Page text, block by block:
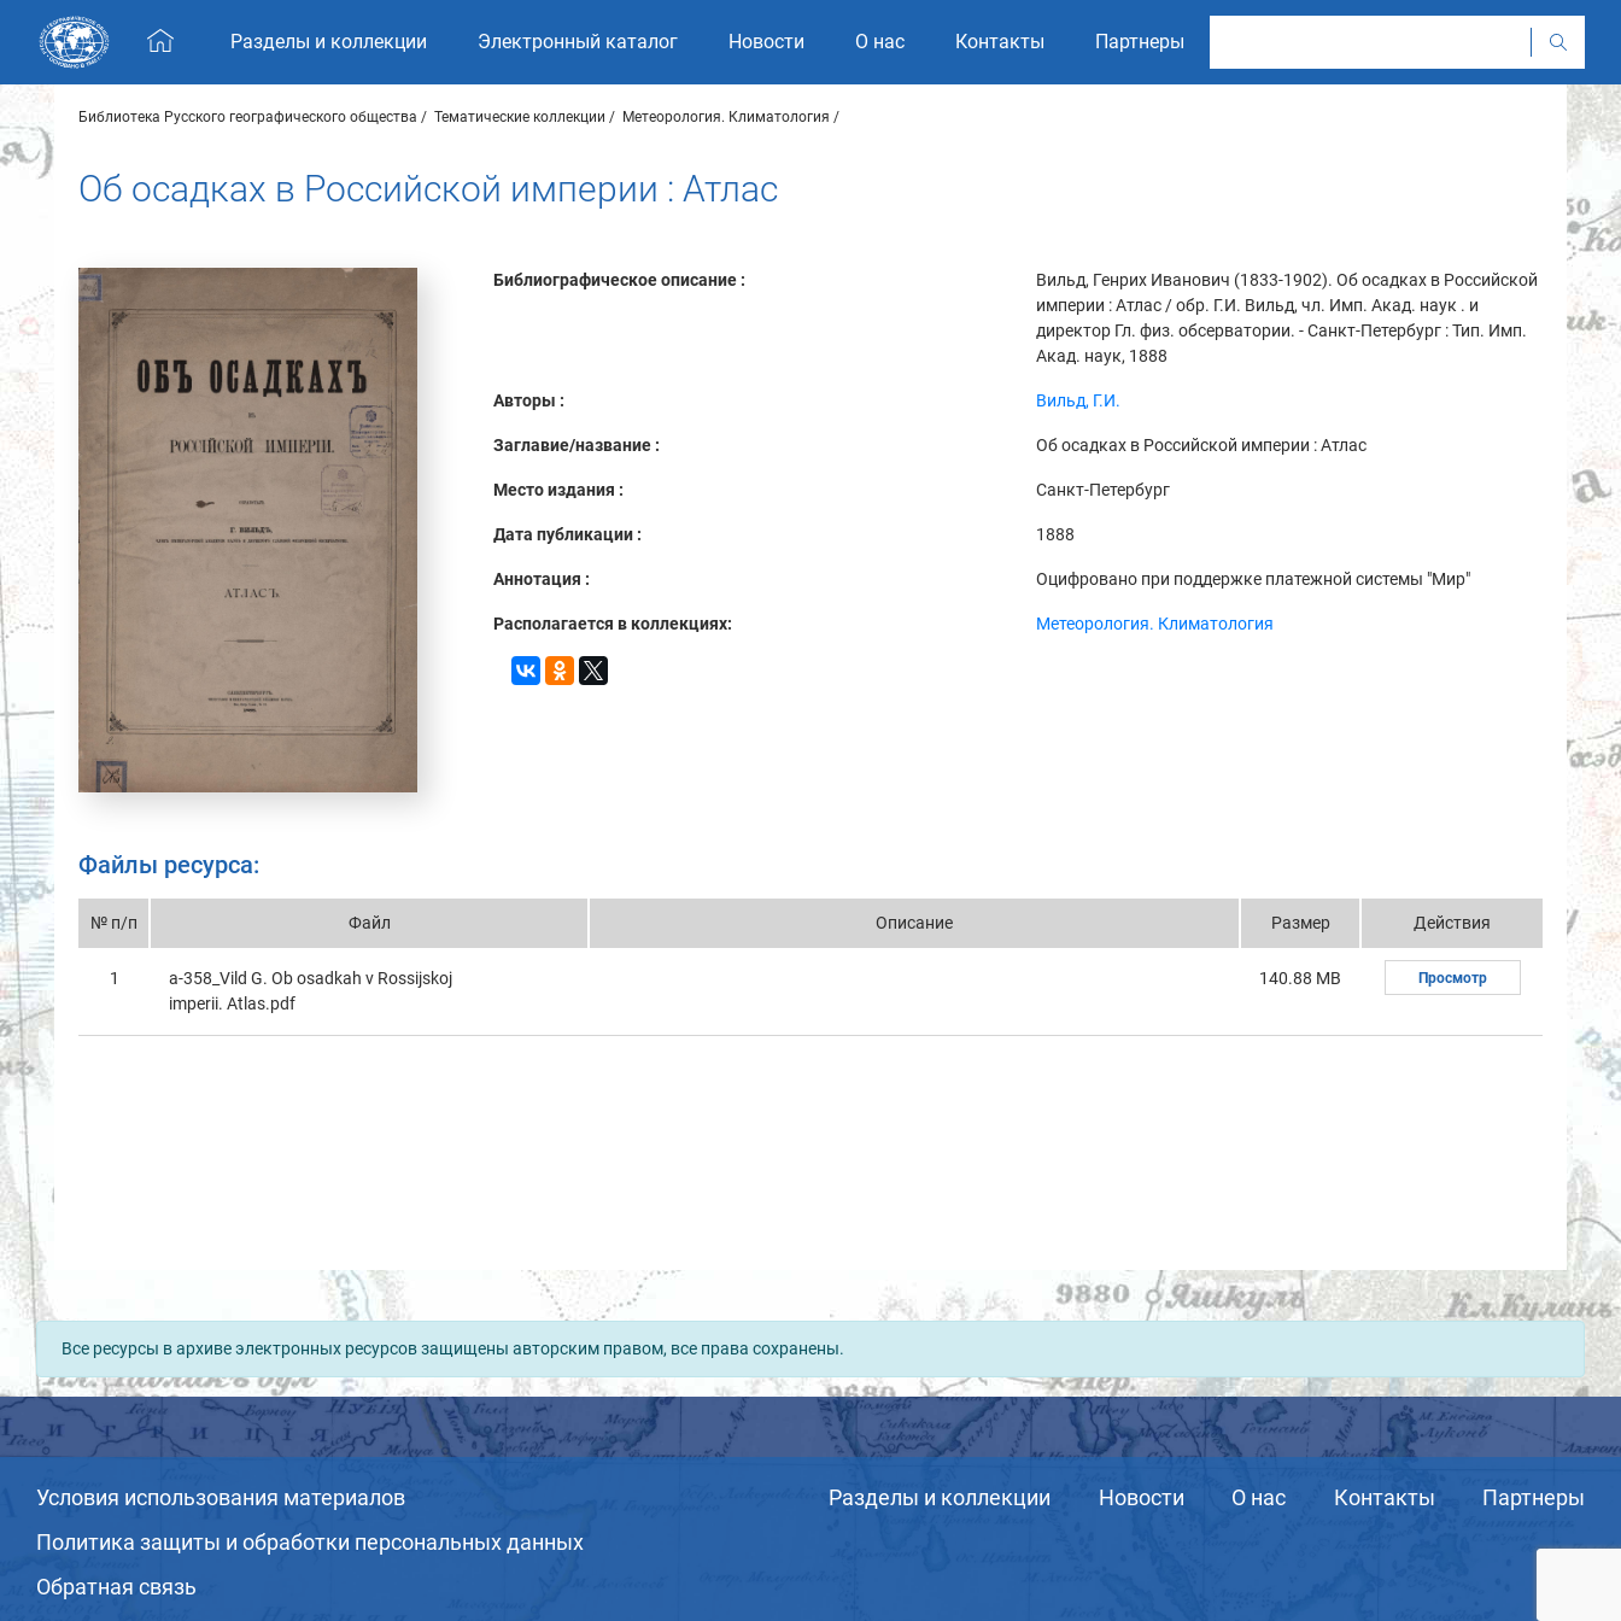
Skip navigation
Разделы и коллекции Электронный каталог Новости О нас Контакты Партнеры
Библиотека Русского географического общества Тематические коллекции Метеорология. Климатология
Об осадках в Российской империи : Атлас
Библиографическое описание :
Вильд, Генрих Иванович (1833-1902). Об осадках в Российской
империи : Атлас / обр. Г.И. Вильд, чл. Имп. Акад. наук . и
директор Гл. физ. обсерватории. - Санкт-Петербург : Тип. Имп.
Акад. наук, 1888
Авторы : Вильд, Г.И.
Заглавие/название : Об осадках в Российской империи : Атлас
Место издания : Санкт-Петербург
Дата публикации : 1888
Аннотация : Оцифровано при поддержке платежной системы "Мир"
Располагается в коллекциях: Метеорология. Климатология
Файлы ресурса:
№ п/п Файл Описание Размер Действия
1
а-358_Vild G. Ob osadkah v Rossijskoj
imperii. Atlas.pdf
140.88 MB Просмотр
Все ресурсы в архиве электронных ресурсов защищены авторским правом, все права сохранены.
Условия использования материалов
Политика защиты и обработки персональных данных
Обратная связь
Разделы и коллекции Новости О нас Контакты Партнеры